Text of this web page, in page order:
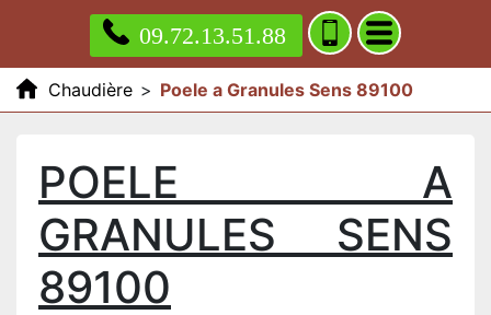
09.72.13.51.88
Chaudière > Poele a Granules Sens 89100
POELE A
GRANULES SENS
89100